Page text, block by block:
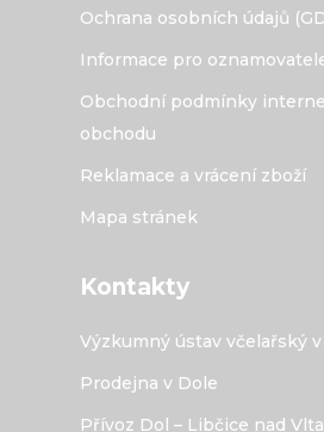
Ochrana osobních údajů
Informace pro
Obchodní podmínky
obchodu
Reklamace a vrácení zboží
Mapa stránek
Kontakty
Výzkumný ústav včelařský
Prodejna v Dole
Přívoz Dol – Libčice nad